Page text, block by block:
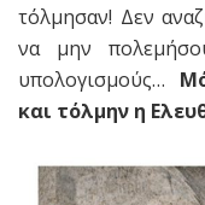
τόλμησαν! Δεν
να μην
υπολογισμούς…
και τόλμην η